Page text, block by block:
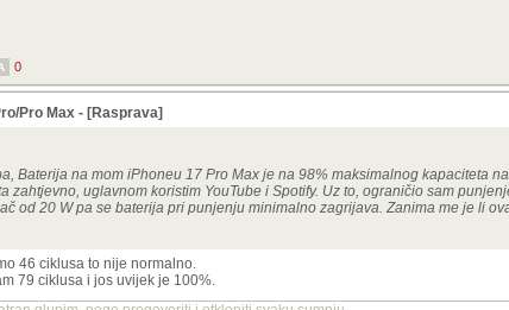
0
Pro Max - [Rasprava]
Baterija na mom iPhoneu 17 Pro Max je na 98% maksimalnog kapaciteta
zahtjevno, uglavnom koristim YouTube i Spotify. Uz to, ograničio sam
od 20 W pa se baterija pri punjenju minimalno zagrijava. Zanima me je li
46 ciklusa to nije normalno.
79 ciklusa i jos uvijek je 100%.